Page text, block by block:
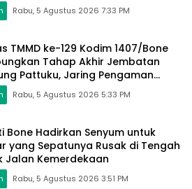
Rabu, 5 Agustus 2026 7:33 PM
TMMD ke-129 Kodim 1407/Bone
Tahap Akhir Jembatan
Pattuku, Jaring Pengaman
Rabu, 5 Agustus 2026 5:33 PM
Bone Hadirkan Senyum untuk
yang Sepatunya Rusak di Tengah
Jalan Kemerdekaan
Rabu, 5 Agustus 2026 3:51 PM